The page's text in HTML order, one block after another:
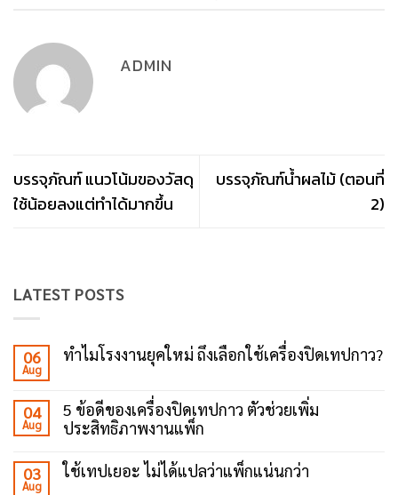
ADMIN
บรรจุภัณฑ์ แนวโน้มของวัสดุ
ใช้น้อยลงแต่ทำได้มากขึ้น
บรรจุภัณฑ์น้ำผลไม้ (ตอนที่
2)
LATEST POSTS
06
Aug
ทำไมโรงงานยุคใหม่ ถึงเลือกใช้เครื่องปิดเทปกาว?
ทำไม
โรงงาน
ถึง
เลือก
04
Aug
5 ข้อดีของเครื่องปิดเทปกาว ตัวช่วยเพิ่ม
ประสิทธิภาพงานแพ็ก
Comments
on
03
Aug
ใช้เทปเยอะ ไม่ได้แปลว่าแพ็กแน่นกว่า